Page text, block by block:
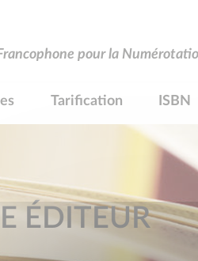
pour la
Tarification ISBN
ÉDITEUR